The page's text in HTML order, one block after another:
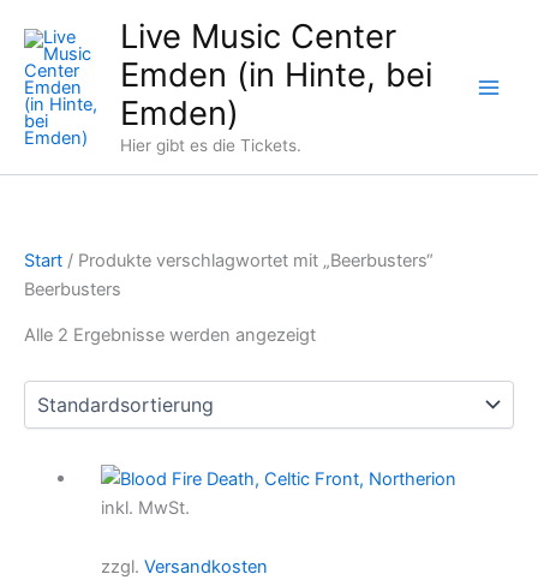
Inhalt
springen
Live Music Center
Emden (in Hinte, bei
Emden)
Hier gibt es die Tickets.
Start / Produkte verschlagwortet mit „Beerbusters“
Beerbusters
Alle 2 Ergebnisse werden angezeigt
inkl. MwSt.
zzgl. Versandkosten